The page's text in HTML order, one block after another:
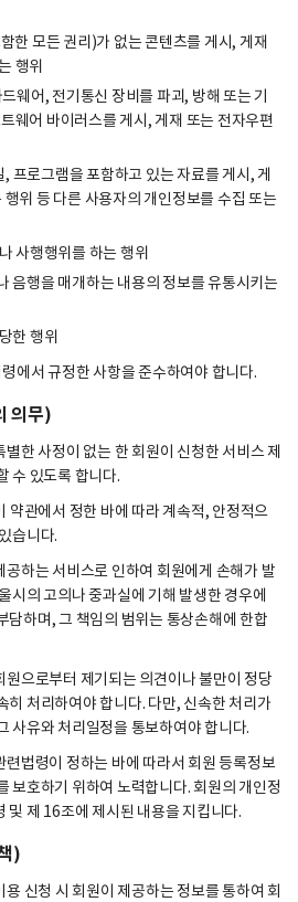
한 모든 권리)가 없는 콘텐츠를 게시, 게재
행위
웨어, 전기통신 장비를 파괴, 방해 또는 기
웨어 바이러스를 게시, 게재 또는 전자우편
프로그램을 포함하고 있는 자료를 게시, 게
위 등 다른 사용자의 개인정보를 수집 또는
사행행위를 하는 행위
음행을 매개하는 내용의 정보를 유통시키는
한 행위
에서 규정한 사항을 준수하여야 합니다.
의무)
한 사정이 없는 한 회원이 신청한 서비스 제
수 있도록 합니다.
관에서 정한 바에 따라 계속적, 안정적으
습니다.
하는 서비스로 인하여 회원에게 손해가 발
시의 고의나 중과실에 기해 발생한 경우에
담하며, 그 책임의 범위는 통상손해에 한합
으로부터 제기되는 의견이나 불만이 정당
히 처리하여야 합니다. 다만, 신속한 처리가
사유와 처리일정을 통보하여야 합니다.
법령이 정하는 바에 따라서 회원 등록정보
보호하기 위하여 노력합니다. 회원의 개인정
및 제 16조에 제시된 내용을 지킵니다.
)
신청 시 회원이 제공하는 정보를 통하여 회